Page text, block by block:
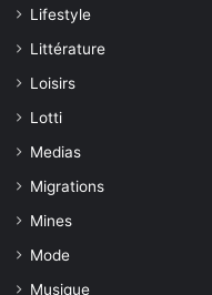
Lifestyle
Littérature
Loisirs
Lotti
Medias
Migrations
Mines
Mode
Musique